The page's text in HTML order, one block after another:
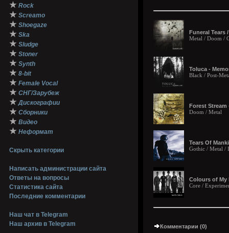
★ Rock
★ Screamo
★ Shoegaze
★ Ska
★ Sludge
★ Stoner
★ Synth
★ 8-bit
★ Female Vocal
★ СНГ/Зарубеж
★ Дискографии
★ Сборники
★ Видео
★ Неформат
Скрыть категории
Написать администрации сайта
Ответы на вопросы
Статистика сайта
Последние комментарии
Наш чат в Telegram
Наш архив в Telegram
Funeral Tears
Metal / Doom /
Toluca -
Black / Post-
Forest Stream
Doom / Metal
Tears Of
Gothic / Metal /
Colours of My
Core /
Комментарии (0)